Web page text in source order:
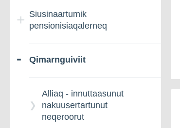
indholdetSiusinaartumik
pensionisiaqalerneq
Kalaallit Nunaanni
Danmarkimi
Qimarnguiviit
Alliaq - innuttaasunut
nakuusertartunut
neqeroorut